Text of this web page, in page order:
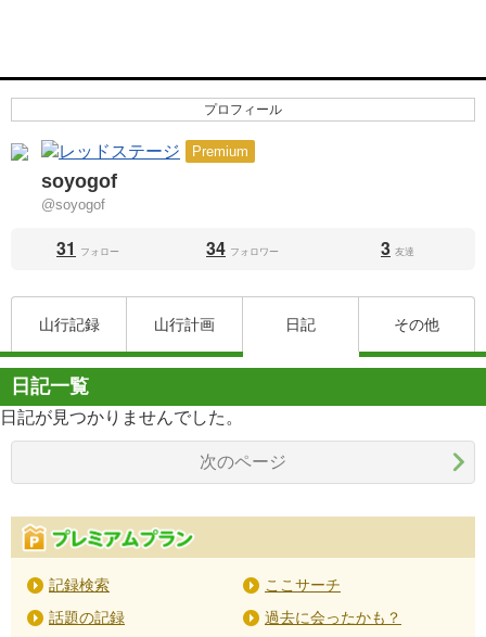
プロフィール
Premium
soyogof
@soyogof
31 フォロー 34 フォロワー 3 友達
山行記録 山行計画 日記 その他
日記一覧
日記が見つかりませんでした。
次のページ
記録検索
ここサーチ
話題の記録
過去に会ったかも？